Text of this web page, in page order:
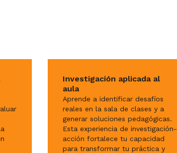
Investigación aplicada al
aula
Aprende a identificar desafíos
reales en la sala de clases y a
generar soluciones pedagógicas.
Esta experiencia de investigación-
acción fortalece tu capacidad
para transformar tu práctica y